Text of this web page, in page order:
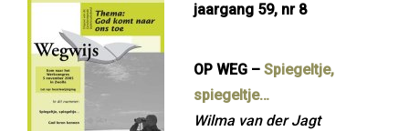
jaargang 59, nr 8
OP WEG – Spiegeltje,
spiegeltje…
Wilma van der Jagt